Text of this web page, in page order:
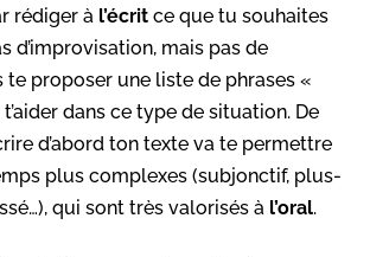
rédiger à l’écrit ce que tu souhaites
d’improvisation, mais pas de
te proposer une liste de phrases «
dans ce type de situation. De
d’abord ton texte va te permettre
plus complexes (subjonctif, plus-
qui sont très valorisés à l’oral.